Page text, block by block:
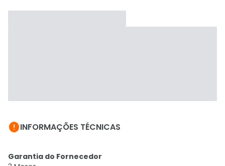
INFORMAÇÕES TÉCNICAS
Garantia do Fornecedor